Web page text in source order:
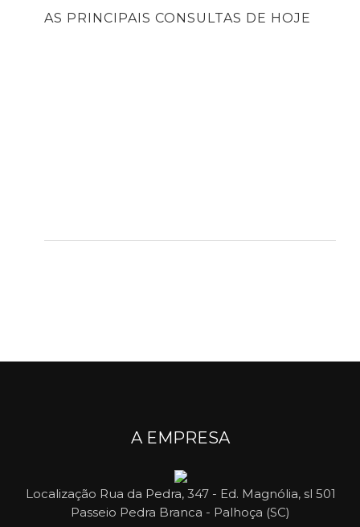
AS PRINCIPAIS CONSULTAS DE HOJE
A EMPRESA
Localização Rua da Pedra, 347 - Ed. Magnólia, sl 501
Passeio Pedra Branca - Palhoça (SC)